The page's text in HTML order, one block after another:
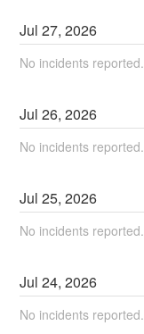
Jul27,2026
No incidents reported.
Jul26,2026
No incidents reported.
Jul25,2026
No incidents reported.
Jul24,2026
No incidents reported.